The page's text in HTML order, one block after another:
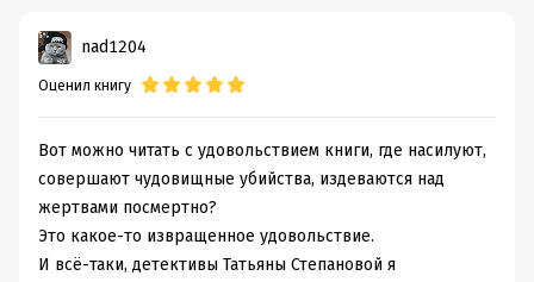
nad1204
Оценил книгу
Вот можно читать с удовольствием книги, где насилуют,
совершают чудовищные убийства, издеваются над
жертвами посмертно?
Это какое-то извращенное удовольствие.
И всё-таки, детективы Татьяны Степановой я